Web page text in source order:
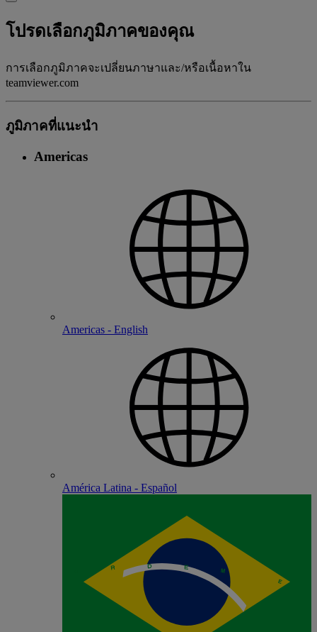
โปรดเลือกภูมิภาคของคุณ
การเลือกภูมิภาคจะเปลี่ยนภาษาและ/หรือเนื้อหาใน
teamviewer.com
ภูมิภาคที่แนะนํา
Americas
Americas - English
América Latina - Español